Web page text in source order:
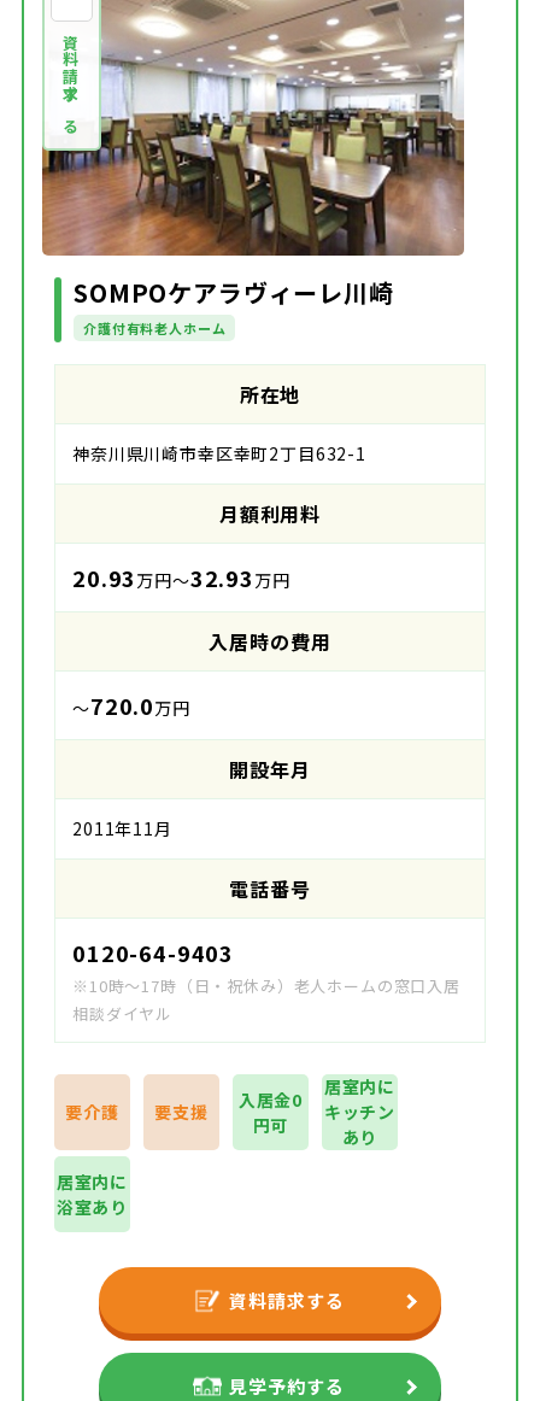
資料請求する
SOMPOケアラヴィーレ川崎
介護付有料老人ホーム
所在地
神奈川県川崎市幸区幸町2丁目632-1
月額利用料
20.93 万円～32.93 万円
入居時の費用
～720.0万円
開設年月
2011年11月
電話番号
0120-64-9403
※10時～17時（日・祝休み）老人ホームの窓口入居
相談ダイヤル
要介護 要支援
入居金0
円可
居室内に
キッチン
あり
居室内に
浴室あり
資料請求する
見学予約する